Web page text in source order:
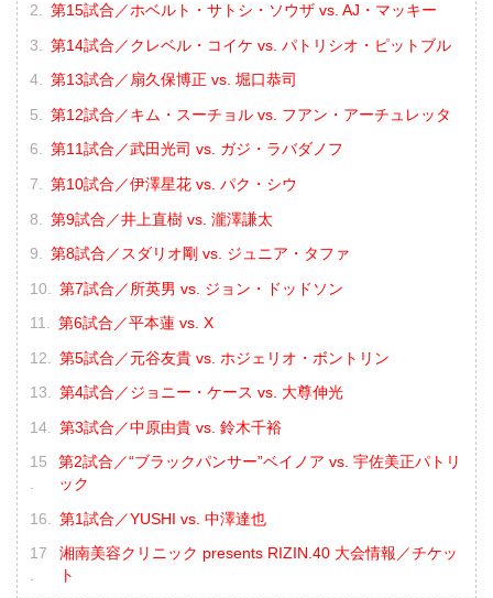
第15試合／ホベルト・サトシ・ソウザ vs. AJ・マッキー
第14試合／クレベル・コイケ vs. パトリシオ・ピットブル
第13試合／扇久保博正 vs. 堀口恭司
第12試合／キム・スーチョル vs. フアン・アーチュレッタ
第11試合／武田光司 vs. ガジ・ラバダノフ
第10試合／伊澤星花 vs. パク・シウ
第9試合／井上直樹 vs. 瀧澤謙太
第8試合／スダリオ剛 vs. ジュニア・タファ
第7試合／所英男 vs. ジョン・ドッドソン
第6試合／平本蓮 vs. X
第5試合／元谷友貴 vs. ホジェリオ・ボントリン
第4試合／ジョニー・ケース vs. 大尊伸光
第3試合／中原由貴 vs. 鈴木千裕
第2試合／“ブラックパンサー”ベイノア vs. 宇佐美正パトリ
ック
第1試合／YUSHI vs. 中澤達也
湘南美容クリニック presents RIZIN.40 大会情報／チケッ
ト